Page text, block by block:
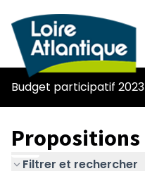
Budget participatif 2023
Propositions
Filtrer et rechercher